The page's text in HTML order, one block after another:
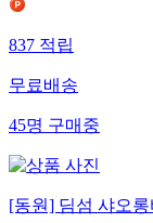
837적립
무료배송
45명구매중
[동원] 딤섬 샤오롱